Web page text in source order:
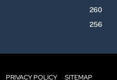
260
256
PRIVACY POLICY SITEMAP